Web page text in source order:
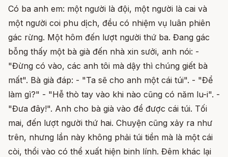
Có ba anh em: một người là đội, một người là cai và
một người coi phu dịch, đều có nhiệm vụ luân phiên
gác rừng. Một hôm đến lượt người thứ ba. Đang gác
bỗng thấy một bà già đến nhà xin sưởi, anh nói: -
"Đừng có vào, các anh tôi mà dậy thì chúng giết bà
mất". Bà già đáp: - "Ta sẽ cho anh một cái túi". - "Để
làm gì?" - "Hễ thò tay vào khi nào cũng có năm lu-i". -
"Đưa đây!". Anh cho bà già vào để được cái túi. Tối
mai, đến lượt người thứ hai. Chuyện cũng xảy ra như
trên, nhưng lần này không phải túi tiền mà là một cái
còi, thổi vào có thể xuất hiện binh lính. Đêm khác lại